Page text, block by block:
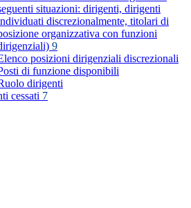
situazioni: dirigenti, dirigenti
discrezionalmente, titolari di
organizzativa con funzioni
9
posizioni dirigenziali discrezionali
di funzione disponibili
dirigenti
cessati 7